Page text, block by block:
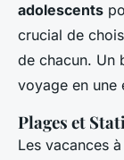
adolescents
crucial de
de chacun. Un
voyage en une
Plages et
Les vacances